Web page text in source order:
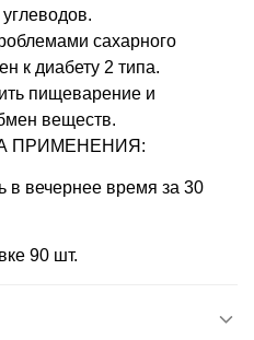
.
сахарного
к диабету 2 типа.
пищеварение и
веществ.
ПРИМЕНЕНИЯ :
в вечернее время за 30
90 шт.